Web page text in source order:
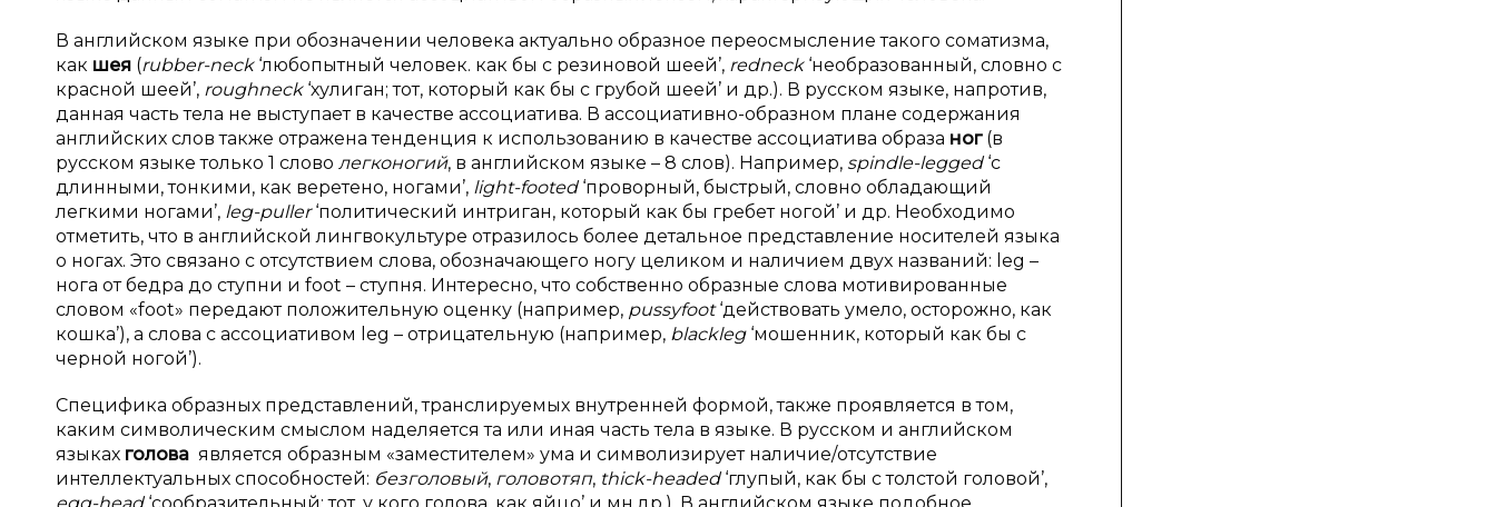
В английском языке при обозначении человека актуально образное переосмысление такого соматизма,
как шея (rubber-neck‘любопытный человек. как бы с резиновой шеей’, redneck‘необразованный, словно с
красной шеей’, roughneck‘хулиган; тот, который как бы с грубой шеей’ и др.). В русском языке, напротив,
данная часть тела не выступает в качестве ассоциатива. В ассоциативно-образном плане содержания
английских слов также отражена тенденция к использованию в качестве ассоциатива образа ног(в
русском языке только 1 слово легконогий, в английском языке – 8 слов). Например, spindle-legged‘с
длинными, тонкими, как веретено, ногами’, light-footed‘проворный, быстрый, словно обладающий
легкими ногами’, leg-puller‘политический интриган, который как бы гребет ногой’ и др. Необходимо
отметить, что в английской лингвокультуре отразилось более детальное представление носителей языка
о ногах. Это связано с отсутствием слова, обозначающего ногу целиком и наличием двух названий: leg –
нога от бедра до ступни и foot – ступня. Интересно, что собственно образные слова мотивированные
словом «foot» передают положительную оценку (например, pussyfoot‘действовать умело, осторожно, как
кошка’), а слова с ассоциативом leg – отрицательную (например, blackleg‘мошенник, который как бы с
черной ногой’).
Специфика образных представлений, транслируемых внутренней формой, также проявляется в том,
каким символическим смыслом наделяется та или иная часть тела в языке. В русском и английском
языках голова является образным «заместителем» ума и символизирует наличие/отсутствие
интеллектуальных способностей: безголовый, головотяп, thick-headed‘глупый, как бы с толстой головой’,